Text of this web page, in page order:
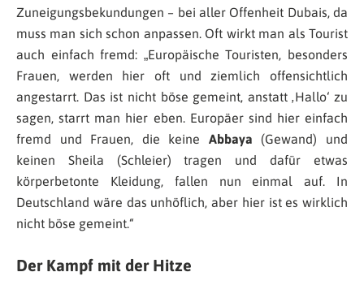
Zuneigungsbekundungen – bei aller Offenheit Dubais, da
muss man sich schon anpassen. Oft wirkt man als Tourist
auch einfach fremd: „Europäische Touristen, besonders
Frauen, werden hier oft und ziemlich offensichtlich
angestarrt. Das ist nicht böse gemeint, anstatt ‚Hallo‘ zu
sagen, starrt man hier eben. Europäer sind hier einfach
fremd und Frauen, die keine Abbaya (Gewand) und
keinen Sheila (Schleier) tragen und dafür etwas
körperbetonte Kleidung, fallen nun einmal auf. In
Deutschland wäre das unhöflich, aber hier ist es wirklich
nicht böse gemeint.“
Der Kampf mit der Hitze